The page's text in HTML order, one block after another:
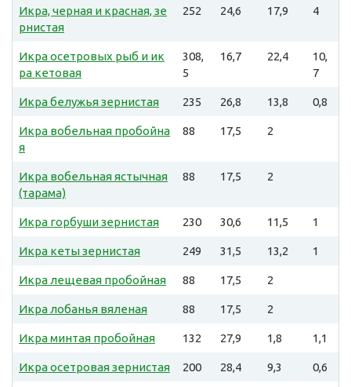
Икра, черная и красная, зе
рнистая
252 24,6 17,9 4
Икра осетровых рыб и ик
ра кетовая
308,
5
16,7 22,4
10,
7
Икра белужья зернистая 235 26,8 13,8 0,8
Икра вобельная пробойна
я
88 17,5 2
Икра вобельная ястычная
(тарама)
88 17,5 2
Икра горбуши зернистая 230 30,6 11,5 1
Икра кеты зернистая 249 31,5 13,2 1
Икра лещевая пробойная 88 17,5 2
Икра лобанья вяленая 88 17,5 2
Икра минтая пробойная 132 27,9 1,8 1,1
Икра осетровая зернистая 200 28,4 9,3 0,6